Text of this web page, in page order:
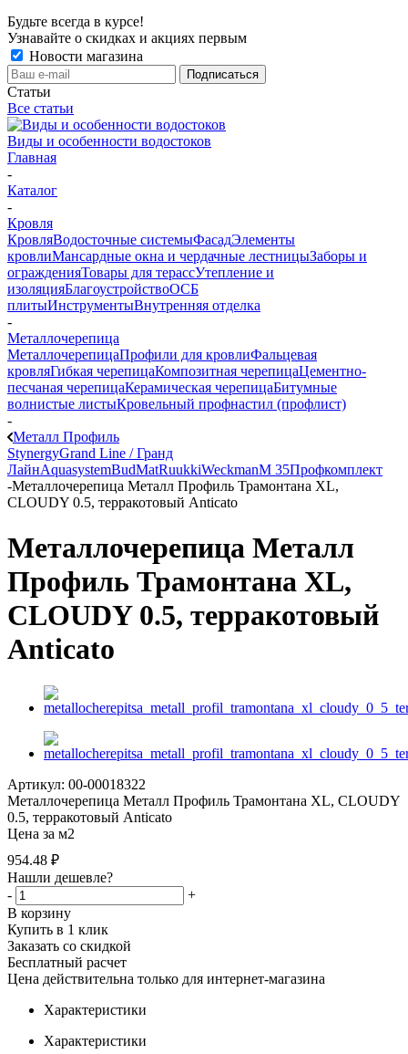
Будьте всегда в курсе!
Узнавайте о скидках и акциях первым
Новости магазина
Статьи
Все статьи
Виды и особенности водостоков
Главная
-
Каталог
-
Кровля
КровляВодосточные системыФасадЭлементы
кровлиМансардные окна и чердачные лестницыЗаборы и
огражденияТовары для терассУтепление и
изоляцияБлагоустройствоОСБ
плитыИнструментыВнутренняя отделка
-
Металлочерепица
МеталлочерепицаПрофили для кровлиФальцевая
кровляГибкая черепицаКомпозитная черепицаЦементно-
песчаная черепицаКерамическая черепицаБитумные
волнистые листыКровельный профнастил (профлист)
-
Металл Профиль
StynergyGrand Line / Гранд
ЛайнAquasystemBudMatRuukkiWeckmanМ 35Профкомплект
-Металлочерепица Металл Профиль Трамонтана XL,
CLOUDY 0.5, терракотовый Anticato
Металлочерепица Металл
Профиль Трамонтана XL,
CLOUDY 0.5, терракотовый
Anticato
Артикул: 00-00018322
Металлочерепица Металл Профиль Трамонтана XL, CLOUDY
0.5, терракотовый Anticato
Цена за м2
954.48 ₽
Нашли дешевле?
-
+
В корзину
Купить в 1 клик
Заказать со скидкой
Бесплатный расчет
Цена действительна только для интернет-магазина
Характеристики
Характеристики